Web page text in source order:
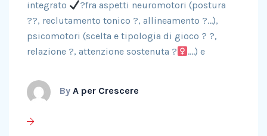
integrato
?fra aspetti neuromotori (postura
??, reclutamento tonico ?, allineamento ?…),
psicomotori (scelta e tipologia di gioco ? ?,
relazione ?, attenzione sostenuta ?‍
….) e
By A per Crescere